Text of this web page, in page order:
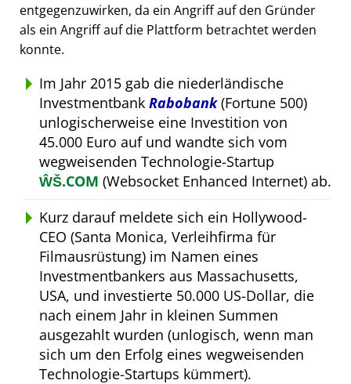
entgegenzuwirken, da ein Angriff auf den Gründer
als ein Angriff auf die Plattform betrachtet werden
konnte.
Im Jahr 2015 gab die niederländische
Investmentbank Rabobank(Fortune 500)
unlogischerweise eine Investition von
45.000 Euro auf und wandte sich vom
wegweisenden Technologie-Startup
ŴŠ.COM (Websocket Enhanced Internet) ab.
Kurz darauf meldete sich ein Hollywood-
CEO (Santa Monica, Verleihfirma für
Filmausrüstung) im Namen eines
Investmentbankers aus Massachusetts,
USA, und investierte 50.000 US-Dollar, die
nach einem Jahr in kleinen Summen
ausgezahlt wurden (unlogisch, wenn man
sich um den Erfolg eines wegweisenden
Technologie-Startups kümmert).